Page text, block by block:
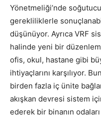
Yönetmeliği’nde
gerekliliklerle
düşünüyor. Ayrıca VRF
halinde yeni bir
ofis, okul, hastane gibi
ihtiyaçlarını karşılıyor.
birden fazla iç ünite
akışkan devresi sistem
ederek bir binanın